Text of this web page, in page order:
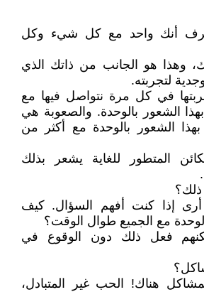
يعرف أنك واحد مع كل شيء وكل
وهذا هو الجانب من ذاتك الذي
لتجربته.
في كل مرة نتواصل فيها مع
الشعور بالوحدة. والصعوبة هي
الشعور بالوحدة مع أكثر من
المتطور للغاية يشعر بذلك
إذا كنت أفهم السؤال. كيف
مع الجميع طوال الوقت؟
فعل ذلك دون الوقوع في
هناك! الحب غير المتبادل،